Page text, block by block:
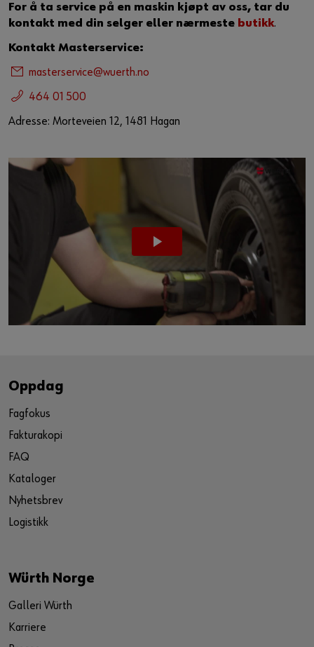
For å ta service på en maskin kjøpt av oss, tar du
kontakt med din selger eller nærmeste butikk.
Kontakt Masterservice:
masterservice@wuerth.no
464 01 500
Adresse: Morteveien 12, 1481 Hagan
Oppdag
Fagfokus
Fakturakopi
FAQ
Kataloger
Nyhetsbrev
Logistikk
Würth Norge
Galleri Würth
Karriere